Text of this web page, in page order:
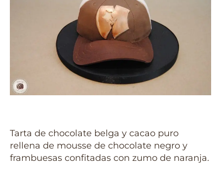
Tarta de chocolate belga y cacao puro
rellena de mousse de chocolate negro y
frambuesas confitadas con zumo de naranja.